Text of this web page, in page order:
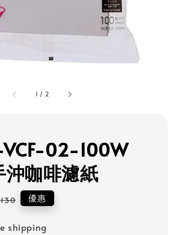
1 / 2
VCF-02-100W
沖咖啡濾紙
優惠
shipping